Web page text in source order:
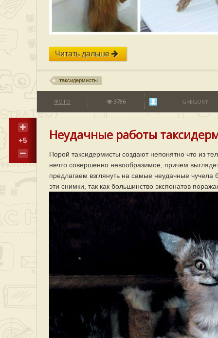
Читать дальше
таксидермисты
ФОТО 3796 GREGORY
+5 Неудачные работы
Порой таксидермисты создают непонятно что из
нечто совершенно невообразимое, причем
предлагаем взглянуть на самые неудачные
эти снимки, так как большинство экспонатов